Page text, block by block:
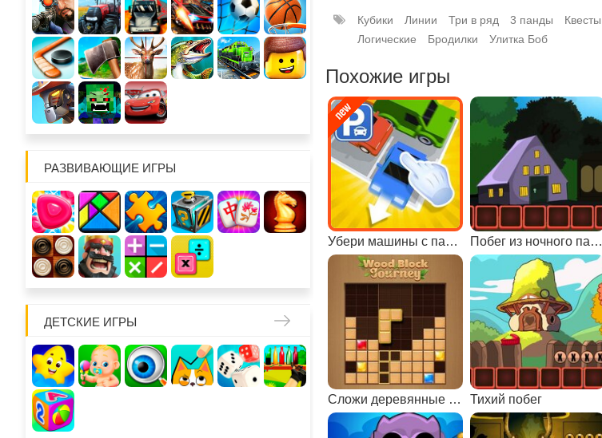
РАЗВИВАЮЩИЕ ИГРЫ
ДЕТСКИЕ ИГРЫ
Кубики Линии Три в ряд 3 панды Квесты
Логические
Бродилки Улитка Боб
Похожие игры
Убери машины с парковки Побег из ночного парка
Сложи деревянные блоки Тихий побег